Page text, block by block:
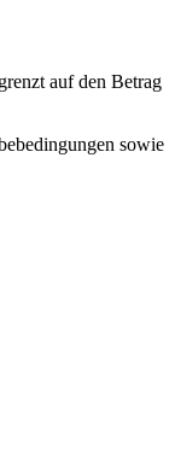
auf den Betrag
sowie